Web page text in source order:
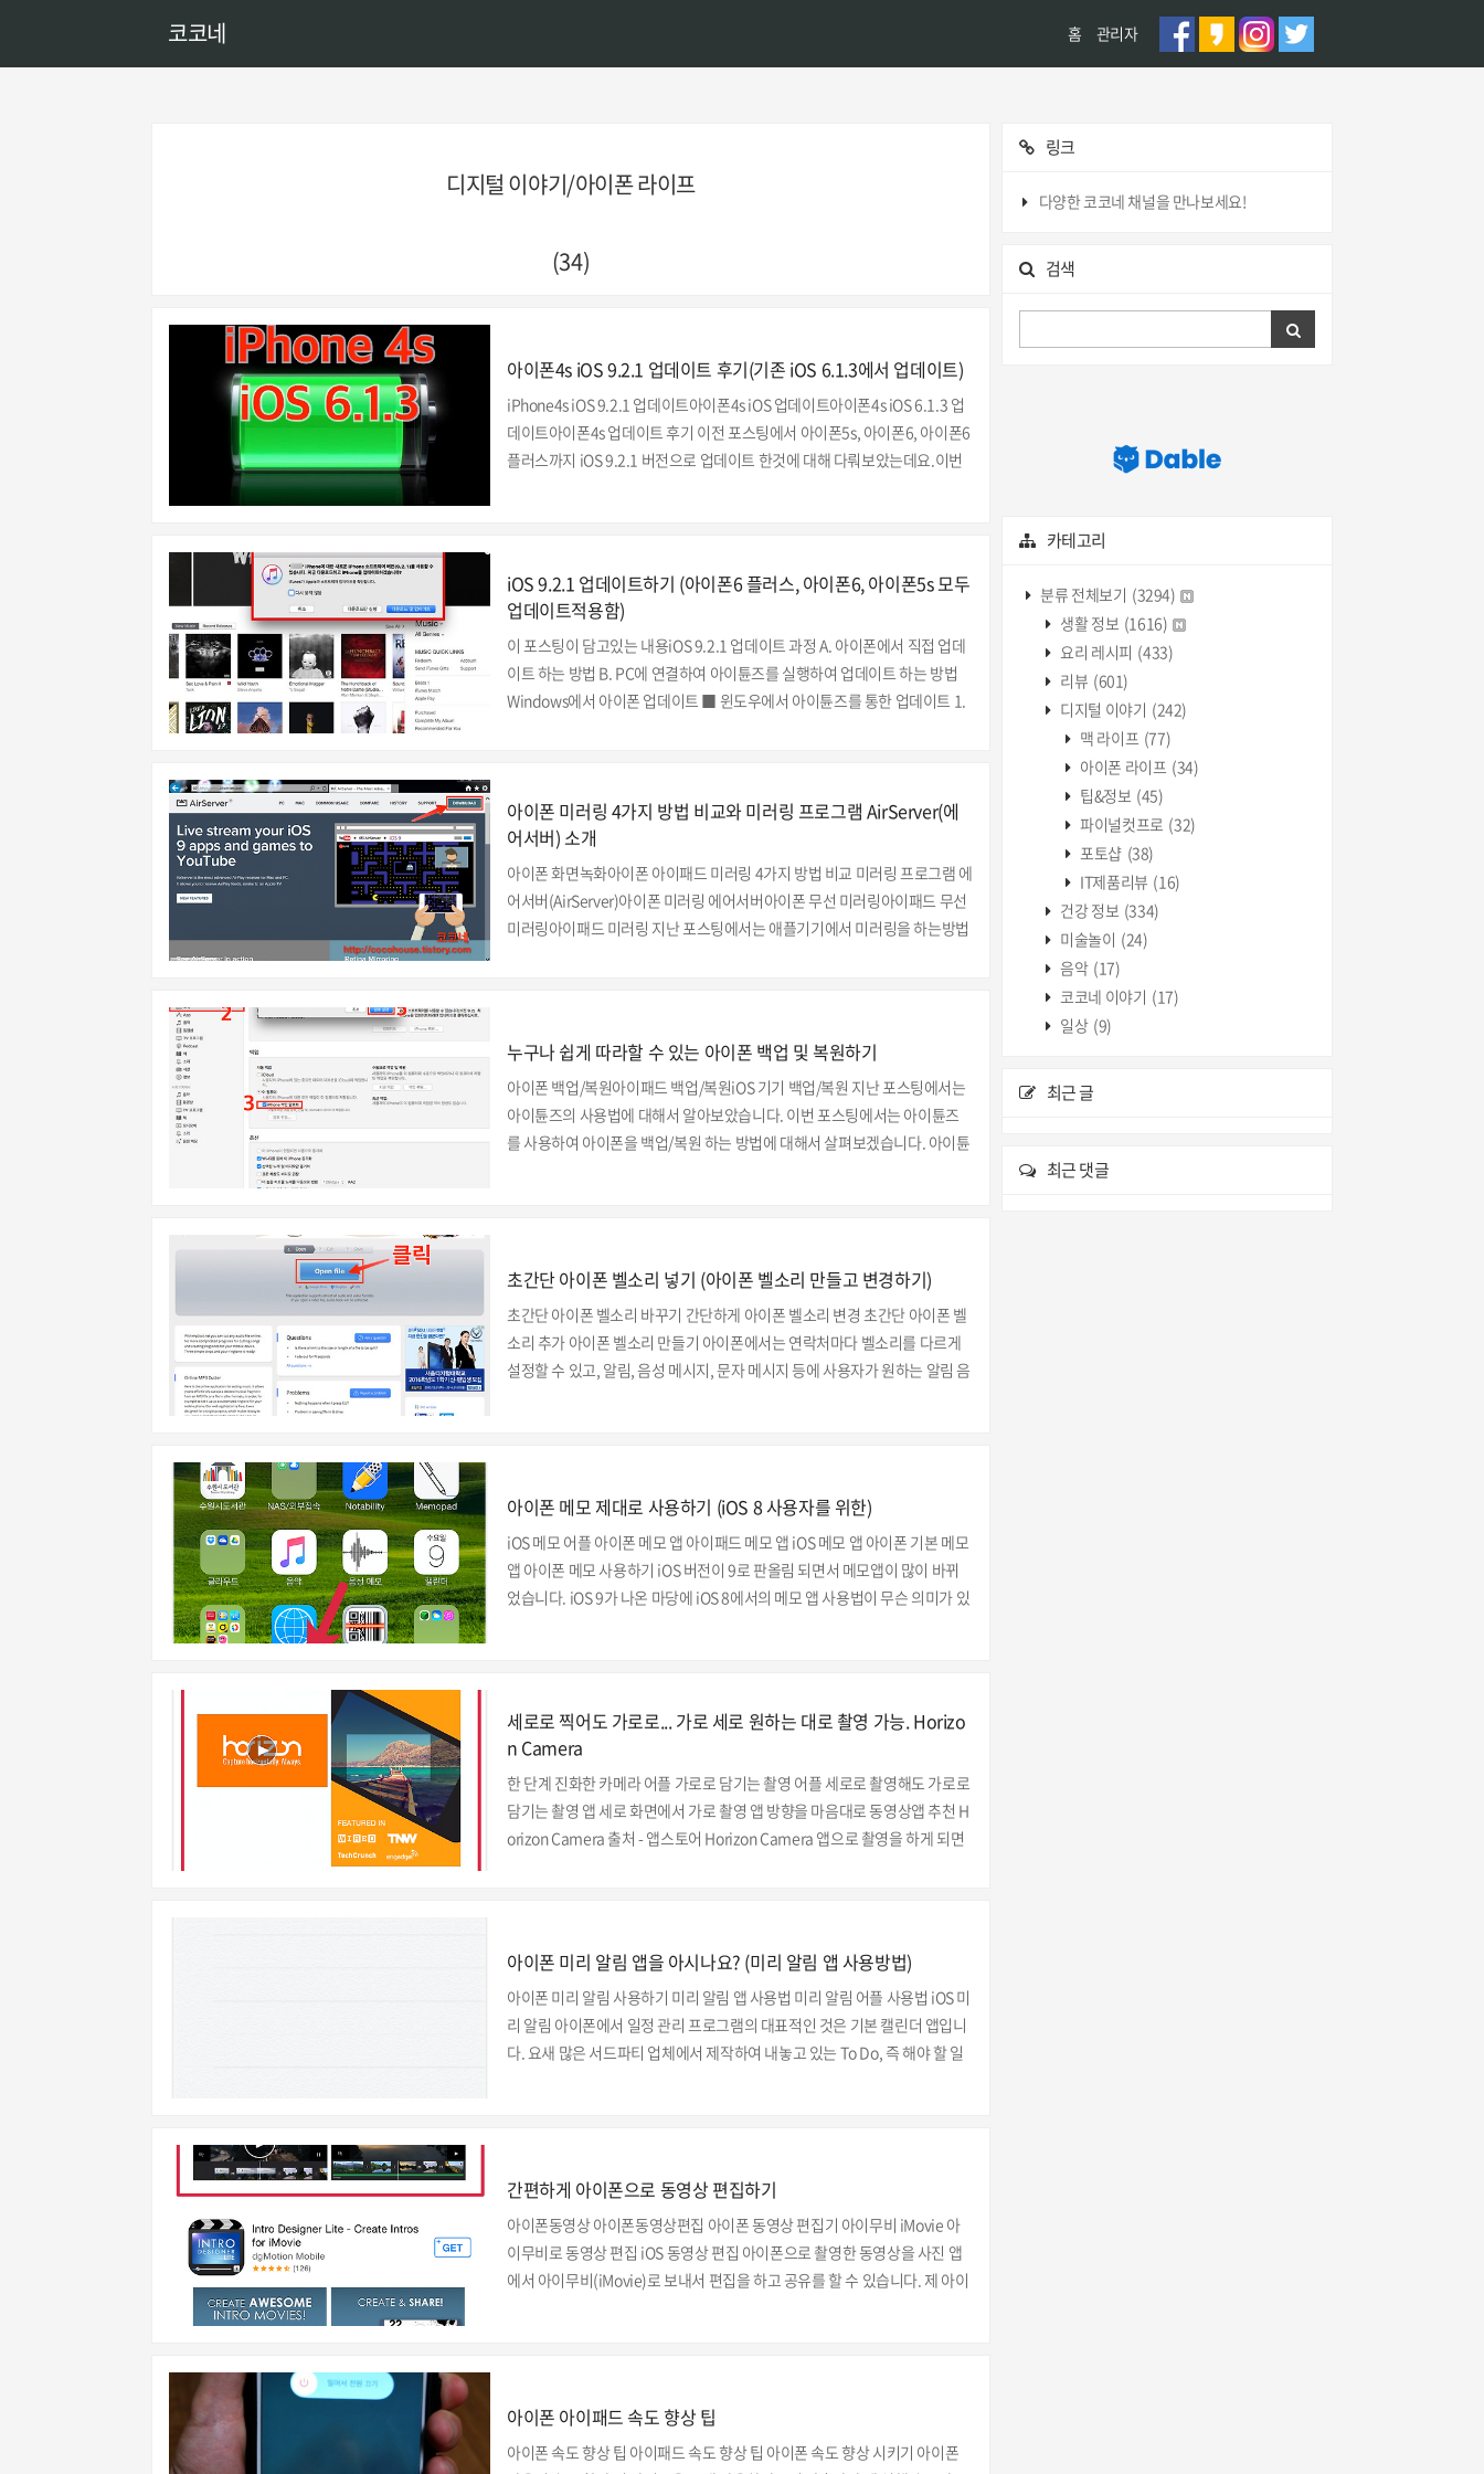
코코네 홈 관리자
디지털 이야기/아이폰 라이프
(34)
아이폰4s iOS 9.2.1 업데이트 후기(기존 iOS 6.1.3에서 업데이트)
iPhone4s iOS 9.2.1 업데이트아이폰4s iOS 업데이트아이폰4s iOS 6.1.3 업
데이트아이폰4s 업데이트 후기 이전 포스팅에서 아이폰5s, 아이폰6, 아이폰6
플러스까지 iOS 9.2.1 버전으로 업데이트 한것에 대해 다뤄보았는데요.이번
취급이 되어 찾아보기도 힘들정도가 되었는데요. 그래도 아이폰 4s는 작고 앙
증맞은 크기와 애플 특유의 쫀득거리는 사용감으로 인해 지하철을 타게되면
의외로 사용하시는 분들이 많더라구요.아이폰 4s에 대해 간단히 살펴보자..
iOS 9.2.1 업데이트하기 (아이폰6 플러스, 아이폰6, 아이폰5s 모두
업데이트적용함)
이 포스팅이 담고있는 내용iOS 9.2.1 업데이트 과정 A. 아이폰에서 직접 업데
이트 하는 방법 B. PC에 연결하여 아이튠즈를 실행하여 업데이트 하는 방법
Windows에서 아이폰 업데이트 ■ 윈도우에서 아이튠즈를 통한 업데이트 1.
통한 업데이트 1. 아이튠즈에서 자동으로 동기화 기능을 해제합니다. 2. 업데
이트전, iPhone 백업하기 3. 백업된 데이터를 확인하고, 백업 파일 위치 알아
보기 아이폰 업데이트하기 (Mac) 오늘 업데이트 한 기기는아이폰 5s iOS..
아이폰 미러링 4가지 방법 비교와 미러링 프로그램 AirServer(에
어서버) 소개
아이폰 화면녹화아이폰 아이패드 미러링 4가지 방법 비교 미러링 프로그램 에
어서버(AirServer)아이폰 미러링 에어서버아이폰 무선 미러링아이패드 무선
미러링아이패드 미러링 지난 포스팅에서는 애플기기에서 미러링을 하는방법
할 수 있는 프로그램인 에어서버에 대해 알아보겠습니다. 이 포스팅이 담고 있
는 내용 에어 서버 설치하기 에어 서버 사용하기 ■ 윈도우에서 에어서버 사용
■ iOS 에어서버 앱 설치하기 ■ 맥(Mac)에서 에어서버 사용 애플 티비와 에
어서버의 비교 미러링 4가지 방법들의 ..
누구나 쉽게 따라할 수 있는 아이폰 백업 및 복원하기
아이폰 백업/복원아이패드 백업/복원iOS 기기 백업/복원 지난 포스팅에서는
아이튠즈의 사용법에 대해서 알아보았습니다. 이번 포스팅에서는 아이튠즈
를 사용하여 아이폰을 백업/복원 하는 방법에 대해서 살펴보겠습니다. 아이튠
플의 기기를 사용하시는 분들이라면 없어서는 안될 중요한 프로그램입니다.
아이폰의 데이터는 애플 클라우드 서비스인 '아이클라우드' 로도 백업이 가능
하지만, 무료로 이용할 수 있는 용량이 5G..
초간단 아이폰 벨소리 넣기 (아이폰 벨소리 만들고 변경하기)
초간단 아이폰 벨소리 바꾸기 간단하게 아이폰 벨소리 변경 초간단 아이폰 벨
소리 추가 아이폰 벨소리 만들기 아이폰에서는 연락처마다 벨소리를 다르게
설정할 수 있고, 알림, 음성 메시지, 문자 메시지 등에 사용자가 원하는 알림 음
게 편집하여 제작이 가능합니다. Online MP3 Cutter - Cut Songs, Make Rin
gtones ◀ 아이폰 벨소리 변경 사이트 위의 벨소리 변환 사이트(mp3cut...
아이폰 메모 제대로 사용하기 (iOS 8 사용자를 위한)
iOS 메모 어플 아이폰 메모 앱 아이패드 메모 앱 iOS 메모 앱 아이폰 기본 메모
앱 아이폰 메모 사용하기 iOS 버전이 9로 판올림 되면서 메모앱이 많이 바뀌
었습니다. iOS 9가 나온 마당에 iOS 8에서의 메모 앱 사용법이 무슨 의미가 있
6s 플러스같은 신형이 아니라 저와같이 구형 아이폰을 쓰시는 분들은 아직도 i
OS 8버전을 쓰시는 분들이 많으실 걸로 압니다. 제가 아직까지 iOS 9버전으
로 업그레이드 하지 않고 iOS 8을 쓰고 있는 이유는 이전 포스팅인 아이..
세로로 찍어도 가로로... 가로 세로 원하는 대로 촬영 가능. Horizo
n Camera
한 단계 진화한 카메라 어플 가로로 담기는 촬영 어플 세로로 촬영해도 가로로
담기는 촬영 앱 세로 화면에서 가로 촬영 앱 방향을 마음대로 동영상앱 추천 H
orizon Camera 출처 - 앱스토어 Horizon Camera 앱으로 촬영을 하게 되면
드에서 모두 사용 가능합니다. 기본 카메라 앱으로 동영상 촬영시에 기기가 기
울어지게 되면 화면이 돌아가 버리는 현상이 생기지만 이 앱을 사용하여 녹화
하면 수평을 유지하여 촬영이 되기 때문에 보기에도 편하고 편집시에도 용이
한 장점이 있습니다...
아이폰 미리 알림 앱을 아시나요? (미리 알림 앱 사용방법)
아이폰 미리 알림 사용하기 미리 알림 앱 사용법 미리 알림 어플 사용법 iOS 미
리 알림 아이폰에서 일정 관리 프로그램의 대표적인 것은 기본 캘린더 앱입니
다. 요새 많은 서드파티 업체에서 제작하여 내놓고 있는 To Do, 즉 해야 할 일
■ 새 알림 목록 만들기 미리 알림 앱은 정말 심플하게 디자인되어 있습니다.
탭이 줄지어 있고 각각의 탭은 해야 할 일의 제목입니다. 그 탭을 탭하게 되면
해야 할..
간편하게 아이폰으로 동영상 편집하기
아이폰동영상 아이폰동영상편집 아이폰 동영상 편집기 아이무비 iMovie 아
이무비로 동영상 편집 iOS 동영상 편집 아이폰으로 촬영한 동영상을 사진 앱
에서 아이무비(iMovie)로 보내서 편집을 하고 공유를 할 수 있습니다. 제 아이
아이무비(iMovie)를 활성화 해줍니다. 그리고 완료를 눌러줍니다. ▼ 화면 하
단의 아이무비를 탭합니다. ▼ 아이무비 편집 화면으로 전환되면 하단의 '가
아이폰 아이패드 속도 향상 팁
아이폰 속도 향상 팁 아이패드 속도 향상 팁 아이폰 속도 향상 시키기 아이폰
링크
다양한 코코네 채널을 만나보세요!
검색
카테고리
분류 전체보기 (3294)
생활 정보 (1616)
요리 레시피 (433)
리뷰 (601)
디지털 이야기 (242)
맥 라이프 (77)
아이폰 라이프 (34)
팁&정보 (45)
파이널컷프로 (32)
포토샵 (38)
IT제품리뷰 (16)
건강 정보 (334)
미술놀이 (24)
음악 (17)
코코네 이야기 (17)
일상 (9)
최근 글
최근 댓글